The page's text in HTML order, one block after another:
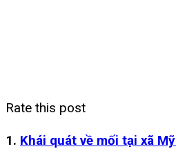
Rate this post
1. Khái quát về mối tại xã